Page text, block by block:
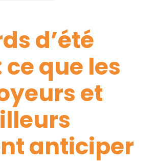
d’été
ce que les
et
anticiper